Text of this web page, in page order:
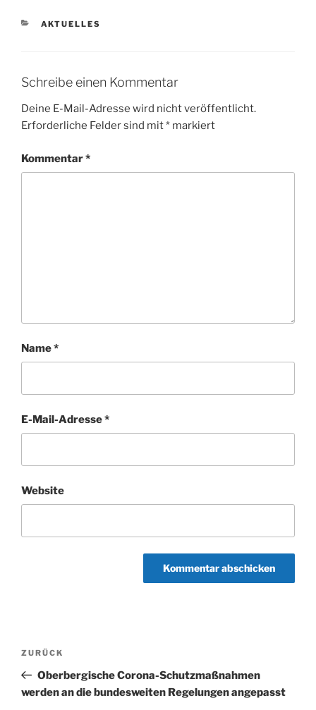
KATEGORIEN
AKTUELLES
Schreibe einen Kommentar
Deine E-Mail-Adresse wird nicht veröffentlicht.
Erforderliche Felder sind mit* markiert
Kommentar*
Name*
E-Mail-Adresse*
Website
Beitragsnavigation
Vorheriger
Beitrag
ZURÜCK
Oberbergische Corona-Schutzmaßnahmen
werden an die bundesweiten Regelungen angepasst